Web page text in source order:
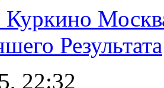
Результата
22:32